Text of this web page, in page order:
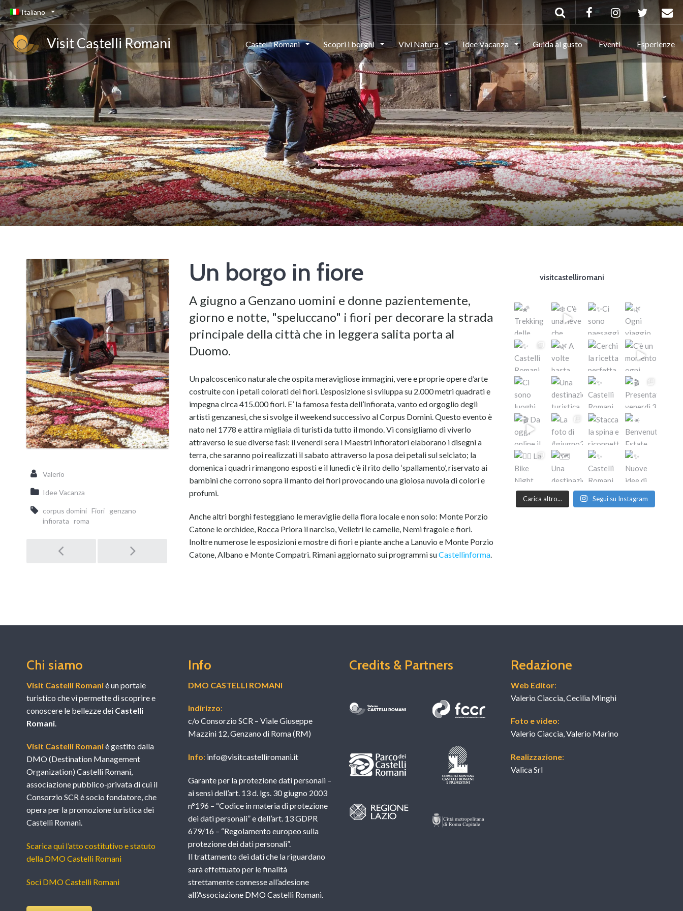
Italiano
Visit Castelli Romani Castelli Romani Scopri i borghi Vivi Natura Idee Vacanza Guida al gusto Eventi Esperienze
Un borgo in fiore
A giugno a Genzano uomini e donne pazientemente,
giorno e notte, "speluccano" i fiori per decorare la strada
principale della città che in leggera salita porta al
Duomo.
Un palcoscenico naturale che ospita meravigliose immagini, vere e proprie opere d’arte
costruite con i petali colorati dei fiori. L’esposizione si sviluppa su 2.000 metri quadrati e
impegna circa 415.000 fiori. E’ la famosa festa dell’Infiorata, vanto ed orgoglio degli
artisti genzanesi, che si svolge il weekend successivo al Corpus Domini. Questo evento è
nato nel 1778 e attira migliaia di turisti da tutto il mondo. Vi consigliamo di viverlo
attraverso le sue diverse fasi: il venerdì sera i Maestri infioratori elaborano i disegni a
terra, che saranno poi realizzati il sabato attraverso la posa dei petali sul selciato; la
domenica i quadri rimangono esposti e il lunedì c’è il rito dello ‘spallamento’, riservato ai
bambini che corrono sopra il manto dei fiori provocando una gioiosa nuvola di colori e
profumi.
Anche altri borghi festeggiano le meraviglie della flora locale e non solo: Monte Porzio
Catone le orchidee, Rocca Priora il narciso, Velletri le camelie, Nemi fragole e fiori.
Inoltre numerose le esposizioni e mostre di fiori e piante anche a Lanuvio e Monte Porzio
Catone, Albano e Monte Compatri. Rimani aggiornato sui programmi suCastellinforma
Valerio
Idee Vacanza
corpus domini Fiori genzano
infiorata roma
Post
visitcastelliromani
Carica altro... Segui su Instagram
Chi siamo
Visit Castelli Romaniè un portale
turistico che vi permette di scoprire e
conoscere le bellezze dei Castelli
Romani
Visit Castelli Romaniè gestito dalla
DMO (Destination Management
Organization) Castelli Romani,
associazione pubblico-privata di cui il
Consorzio SCR è socio fondatore, che
opera per la promozione turistica dei
Castelli Romani.
Scarica qui l’atto costitutivo e statuto
della DMO Castelli Romani
Soci DMO Castelli Romani
Info
DMO CASTELLI ROMANI
Indirizzo:
c/o Consorzio SCR – Viale Giuseppe
Mazzini 12, Genzano di Roma (RM)
Info: info@visitcastelliromani.it
Garante per la protezione dati personali –
ai sensi dell’art. 13 d. lgs. 30 giugno 2003
n°196 – “Codice in materia di protezione
dei dati personali” e dell’art. 13 GDPR
679/16 – “Regolamento europeo sulla
protezione dei dati personali”.
Il trattamento dei dati che la riguardano
sarà effettuato per le finalità
strettamente connesse all’adesione
all’Associazione DMO Castelli Romani.
Credits & Partners Redazione
Web Editor:
Valerio Ciaccia, Cecilia Minghi
Foto e video:
Valerio Ciaccia, Valerio Marino
Realizzazione:
Valica Srl